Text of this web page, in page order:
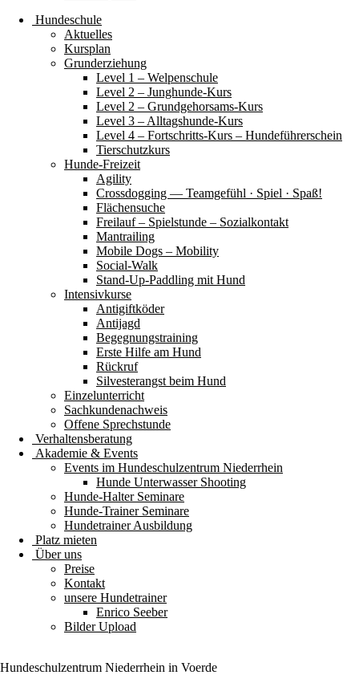
Hundeschule
Aktuelles
Kursplan
Grunderziehung
Level 1 – Welpenschule
Level 2 – Junghunde-Kurs
Level 2 – Grundgehorsams-Kurs
Level 3 – Alltagshunde-Kurs
Level 4 – Fortschritts-Kurs – Hundeführerschein
Tierschutzkurs
Hunde-Freizeit
Agility
Crossdogging — Teamgefühl · Spiel · Spaß!
Flächensuche
Freilauf – Spielstunde – Sozialkontakt
Mantrailing
Mobile Dogs – Mobility
Social-Walk
Stand-Up-Paddling mit Hund
Intensivkurse
Antigiftköder
Antijagd
Begegnungstraining
Erste Hilfe am Hund
Rückruf
Silvesterangst beim Hund
Einzelunterricht
Sachkundenachweis
Offene Sprechstunde
Verhaltensberatung
Akademie & Events
Events im Hundeschulzentrum Niederrhein
Hunde Unterwasser Shooting
Hunde-Halter Seminare
Hunde-Trainer Seminare
Hundetrainer Ausbildung
Platz mieten
Über uns
Preise
Kontakt
unsere Hundetrainer
Enrico Seeber
Bilder Upload
Hundeschulzentrum Niederrhein in Voerde